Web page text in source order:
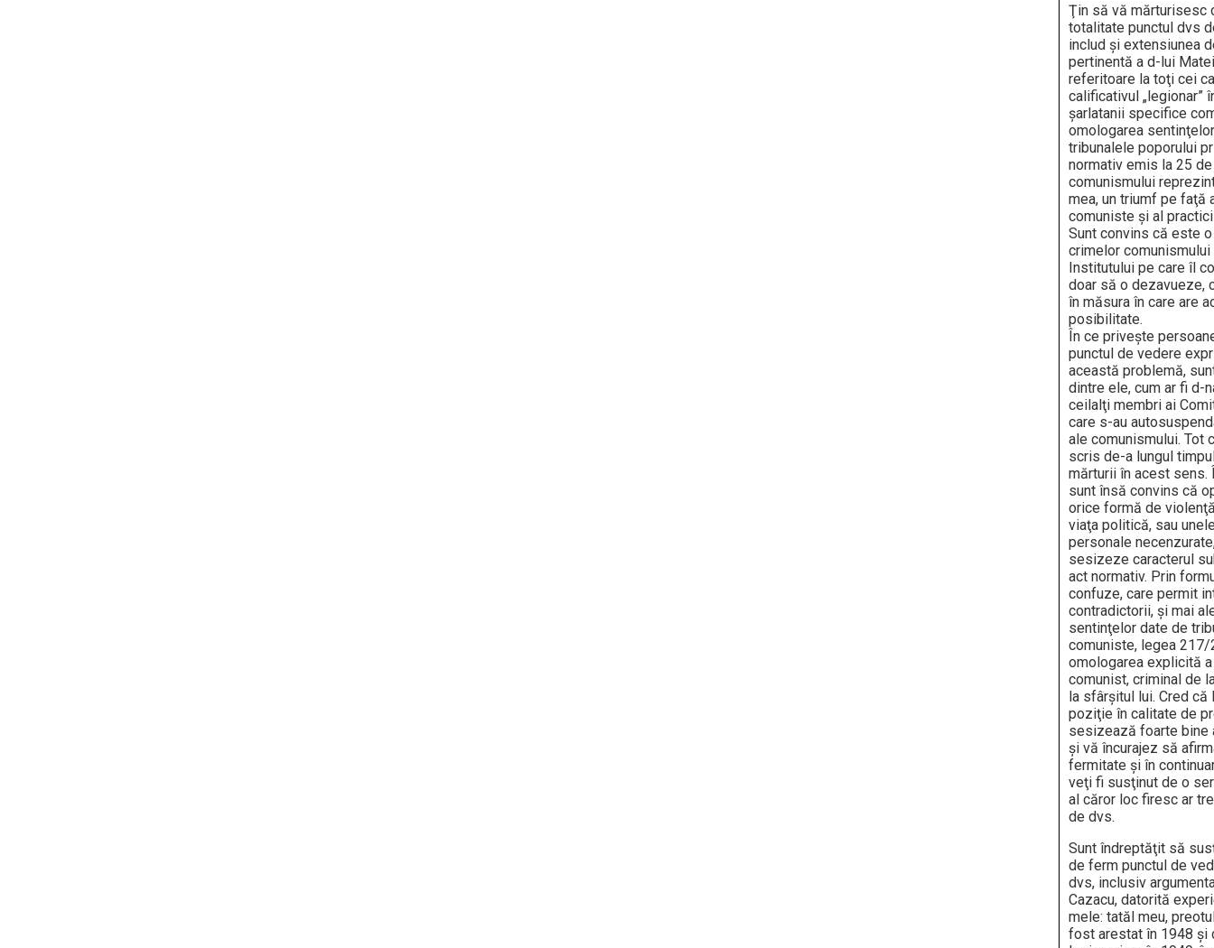
Ţin să vă mărturisesc
totalitate punctul dvs
includ şi extensiunea
pertinentă a d-lui
referitoare la toţi cei
calificativul „legionar”
şarlatanii specifice
omologarea
tribunalele poporului
normativ emis la 25
comunismului
mea, un triumf pe faţă
comuniste şi al
Sunt convins că este
crimelor
Institutului pe care îl
doar să o dezavueze,
în măsura în care are
posibilitate.
În ce priveşte
punctul de vedere
această problemă,
dintre ele, cum ar fi d-
ceilalţi membri ai
care s-au
ale comunismului. Tot
scris de-a lungul
mărturii în acest sens.
sunt însă convins că
orice formă de
viaţa politică, sau
personale
sesizeze caracterul
act normativ. Prin
confuze, care permit
contradictorii, şi mai
sentinţelor date de
comuniste, legea
omologarea explicită
comunist, criminal de
la sfârşitul lui. Cred că
poziţie în calitate de
sesizează foarte bine
şi vă încurajez să
fermitate şi în
veţi fi susţinut de o
al căror loc firesc ar
de dvs.
Sunt îndreptăţit să
de ferm punctul de
dvs, inclusiv
Cazacu, datorită
mele: tatăl meu,
fost arestat în 1948 şi